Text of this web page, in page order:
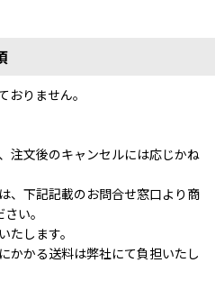
おりません。
注文後のキャンセルには応じかね
、下記記載のお問合せ窓口より商
い。
します。
かかる送料は弊社にて負担いたし